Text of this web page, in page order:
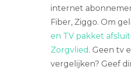
internet
Fiber, Ziggo. Om
en TV pakket
Zorgvlied . Geen tv
vergelijken? Geef